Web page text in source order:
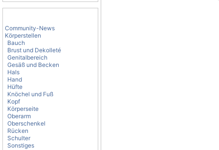
Community-News
Körperstellen
Bauch
Brust und Dekolleté
Genitalbereich
Gesäß und Becken
Hals
Hand
Hüfte
Knöchel und Fuß
Kopf
Körperseite
Oberarm
Oberschenkel
Rücken
Schulter
Sonstiges